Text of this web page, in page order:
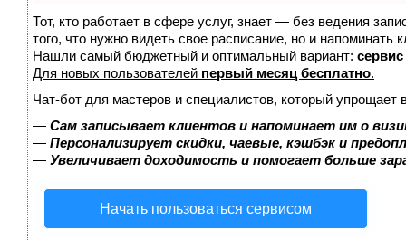
Тот, кто работает в сфере услуг, знает — без ведения
того, что нужно видеть свое расписание, но и напоминать
Нашли самый бюджетный и оптимальный вариант:
Для новых пользователей первый месяц бесплатно.
Чат-бот для мастеров и специалистов, который упрощает
— Сам записывает клиентов и напоминает им о
— Персонализирует скидки, чаевые, кэшбэк и
— Увеличивает доходимость и помогает больше
Начать пользоваться сервисом